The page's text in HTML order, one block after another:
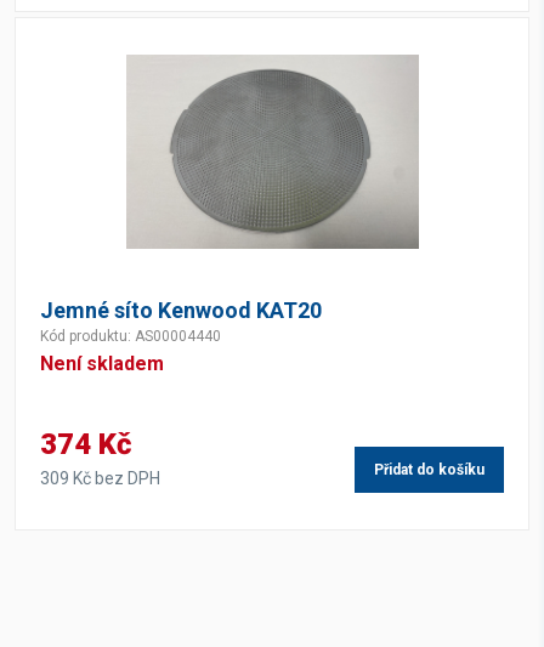
Jemné síto Kenwood KAT20
Kód produktu: AS00004440
Není skladem
374 Kč
309 Kč bez DPH Přidat do košíku